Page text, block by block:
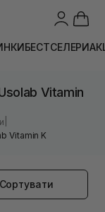
БЕСТСЕЛЕРИ
Usolab Vitamin
Vitamin K
Сортувати